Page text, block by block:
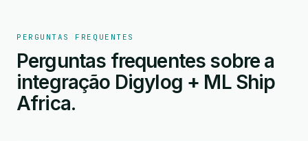
PERGUNTAS FREQUENTES
Perguntas frequentes sobre a
integração Digylog + ML Ship
Africa.